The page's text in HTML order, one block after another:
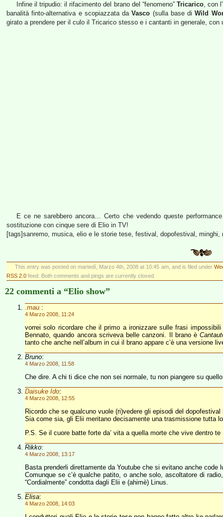
Infine il tripudio: il rifacimento del brano del “fenomeno” Tricarico, con
banalità finto-alternativa e scopiazzata daVasco (sulla base diWild
girato a prendere per il culo il Tricarico stesso e i cantanti in generale,
E ce ne sarebbero ancora… Certo che vedendo queste
sostituzione con cinque sere di Elio in TV!
[tags]sanremo, musica, elio e le storie tese, festival, dopofestival,
This entry was posted on martedì, Marzo 4th, 2008 at 10:45 am, and is filed under
RSS 2.0 feed. Both comments and pings are currently closed.
22 commenti a “Elio show”
.mau. :
4 Marzo 2008, 11:24
vorrei solo ricordare che il primo a ironizzare sulle frasi
Bennato, quando ancora scriveva belle canzoni. Il brano è
tanto che anche nell’album in cui il brano appare c’è una versione
Bruno:
4 Marzo 2008, 11:58
Che dire. A chi ti dice che non sei normale, tu non piangere su
Daisuke Ido:
4 Marzo 2008, 12:55
Ricordo che se qualcuno vuole (ri)vedere gli episodi del dopofestival
Sia come sia, gli Elii meritano decisamente una trasmissione tutta
P.S. Se il cuore batte forte da’ vita a quella morte che vive dentro
Rikko:
4 Marzo 2008, 13:17
Basta prenderli direttamente da Youtube che si evitano anche code
Comunque se c’è qualche patito, o anche solo, ascoltatore di
“Cordialmente” condotta dagli Elii e (ahimè) Linus.
Elisa:
4 Marzo 2008, 14:03